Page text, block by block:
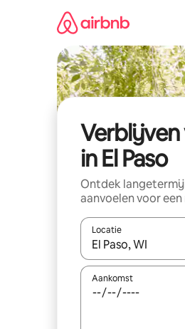
Verblijven
in El Paso
Ontdek
aanvoelen voor
Locatie
Wanneer er
Aankomst